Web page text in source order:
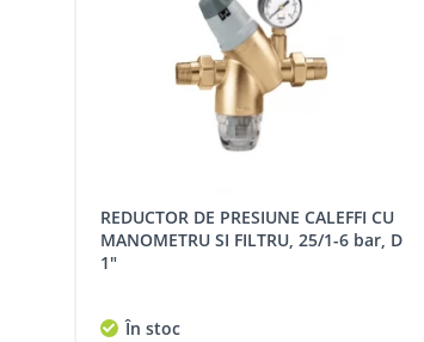
REDUCTOR DE PRESIUNE CALEFFI CU
MANOMETRU SI FILTRU, 25/1-6 bar, D
1"
În stoc